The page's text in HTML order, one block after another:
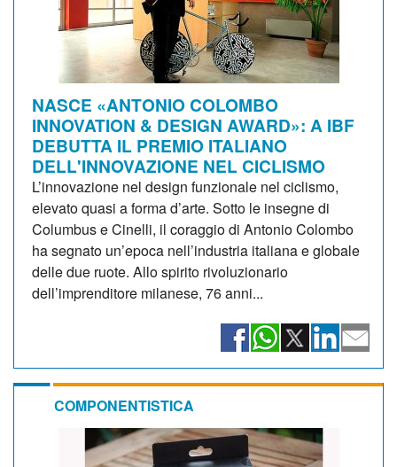
NASCE «ANTONIO COLOMBO
INNOVATION & DESIGN AWARD»: A IBF
DEBUTTA IL PREMIO ITALIANO
DELL'INNOVAZIONE NEL CICLISMO
L’innovazione nel design funzionale nel ciclismo,
elevato quasi a forma d’arte. Sotto le insegne di
Columbus e Cinelli, il coraggio di Antonio Colombo
ha segnato un’epoca nell’industria italiana e globale
delle due ruote. Allo spirito rivoluzionario
dell’imprenditore milanese, 76 anni...
COMPONENTISTICA